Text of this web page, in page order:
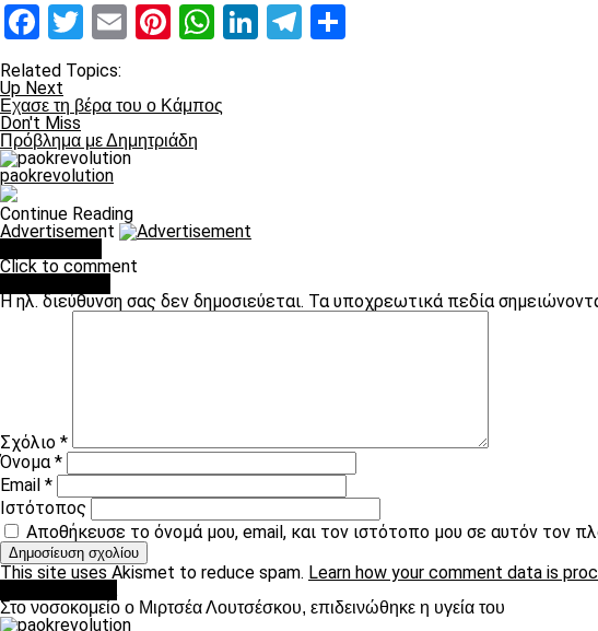
Facebook
Twitter
EmailPinterest
WhatsApp
LinkedIn
Telegram
Related Topics:
Up Next
Εχασε τη βέρα του ο Κάμπος
Don't Miss
Πρόβλημα με Δημητριάδη
paokrevolution
Continue Reading
Advertisement
Click to comment
Η ηλ. διεύθυνση σας δεν δημοσιεύεται. Τα υποχρεωτικά πεδία
Σχόλιο *
Όνομα*
Email *
Ιστότοπος
Αποθήκευσε το όνομά μου, email, και τον ιστότοπο μου σε αυτόν τον
This site uses Akismet to reduce spam. Learn how your comment data is
Στο νοσοκομείο ο Μιρτσέα Λουτσέσκου, επιδεινώθηκε η υγεία του